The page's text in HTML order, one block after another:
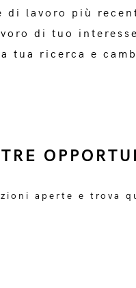
di lavoro più
di tuo
tua ricerca e
aperte e trova